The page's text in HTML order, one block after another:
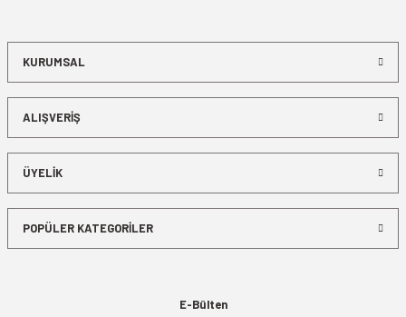
KURUMSAL
ALIŞVERİŞ
ÜYELİK
POPÜLER KATEGORİLER
E-Bülten